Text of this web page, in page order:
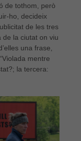
de tothom, però
ho, decideix
de les tres
la ciutat on viu
una frase,
mentre
la tercera: